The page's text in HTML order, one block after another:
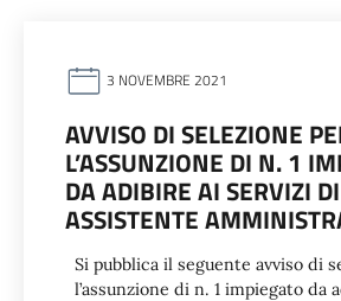
3 NOVEMBRE 2021
AVVISO DI SELEZIONE
L’ASSUNZIONE DI N. 1
DA ADIBIRE AI SERVIZI DI
ASSISTENTE
Si pubblica il seguente avviso di
l’assunzione di n. 1 impiegato da